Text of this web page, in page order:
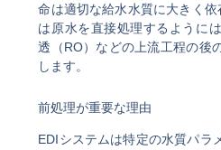
命は適切な給水水質に大きく
は原水を直接処理するように
透（RO）などの上流工程の後
します。
前処理が重要な理由
EDIシステムは特定の水質パラ